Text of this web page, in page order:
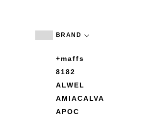
BRAND
+maffs
8182
ALWEL
AMIACALVA
APOC